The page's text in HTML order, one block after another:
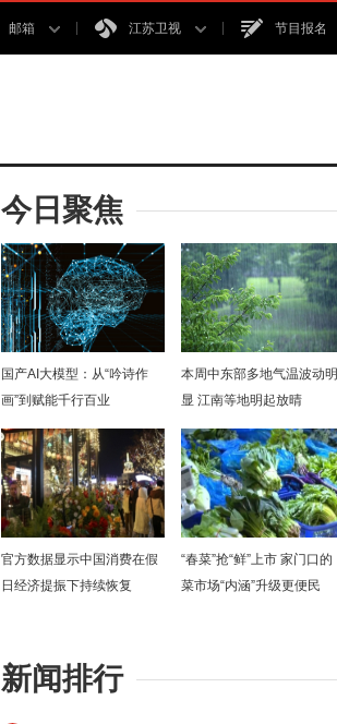
邮箱 江苏卫视 节目报名
今日聚焦
国产AI大模型：从“吟诗作
画”到赋能千行百业
本周中东部多地气温波动明
显 江南等地明起放晴
官方数据显示中国消费在假
日经济提振下持续恢复
“春菜”抢“鲜”上市 家门口的
菜市场“内涵”升级更便民
新闻排行